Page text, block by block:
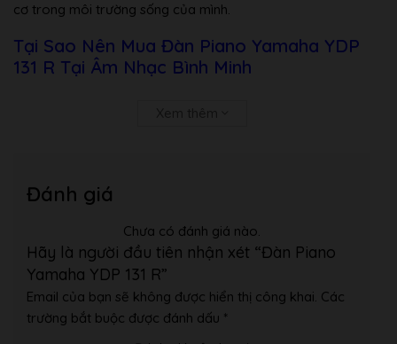
cơ trong môi trường sống của mình.
Tại Sao Nên Mua Đàn Piano Yamaha YDP
131 R Tại Âm Nhạc Bình Minh
Nam, chuyên phân phối bán buôn bán lẻ cho các hệ thống
trường học, trung tâm cả nước. Với kho đàn lớn – Mỗi năm
công ty nhập khẩu hàng trăm Container trực tiếp phân
phối trên diện rộng tới tay hàng nghìn lớp nhạc, cửa hàng
Chúng tôi có showroom trưng bày đàn và lớp học 7
tầng-700 mét
với tất cả các loại nhạc cụ và phụ kiện từ
Đánh giá
Chưa có đánh giá nào.
Hãy là người đầu tiên nhận xét “Đàn Piano
Yamaha YDP 131 R”
Email của bạn sẽ không được hiển thị công khai. Các
trường bắt buộc được đánh dấu *